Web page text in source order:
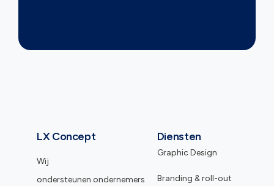
LX Concept
Wij
ondersteunen ondernemers
Diensten
Graphic Design
Branding & roll-out